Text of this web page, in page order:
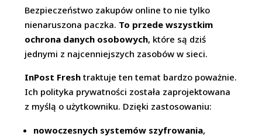
Bezpieczeństwo zakupów online to nie tylko
nienaruszona paczka. To przede wszystkim
ochrona danych osobowych, które są dziś
jednymi z najcenniejszych zasobów w sieci.
InPost Fresh traktuje ten temat bardzo poważnie.
Ich polityka prywatności została zaprojektowana
z myślą o użytkowniku. Dzięki zastosowaniu:
nowoczesnych systemów szyfrowania,